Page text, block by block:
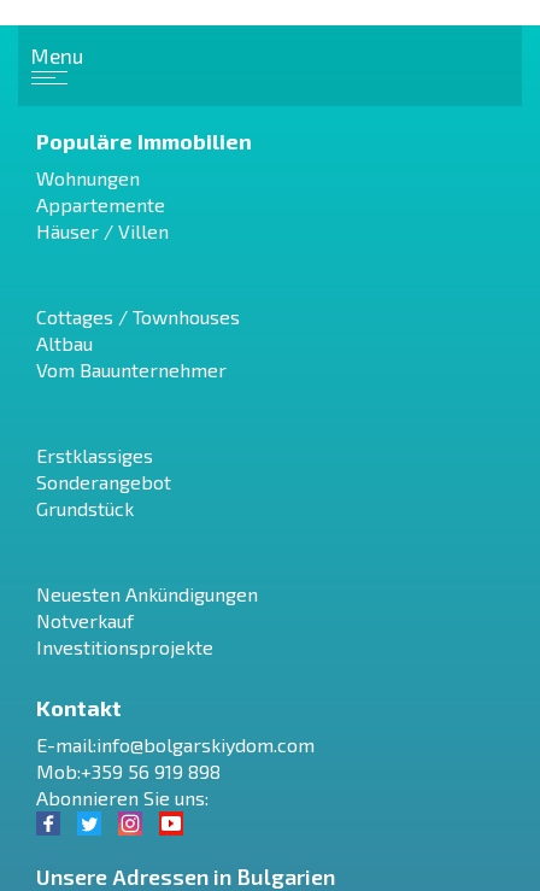
Menu
Populäre Immobilien
Wohnungen
Appartemente
Häuser / Villen
Cottages / Townhouses
Altbau
Vom Bauunternehmer
Erstklassiges
Sonderangebot
Grundstück
Neuesten Ankündigungen
Notverkauf
Investitionsprojekte
Kontakt
E-mail:info@bolgarskiydom.com
Mob:+359 56 919 898
Abonnieren Sie uns:
Unsere Adressen in Bulgarien